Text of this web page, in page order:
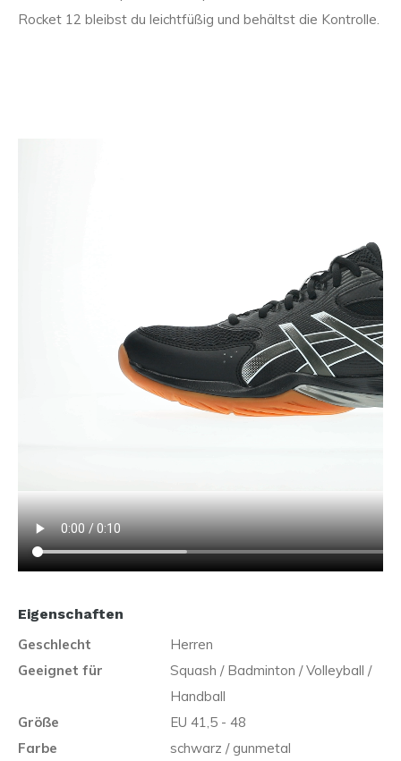
Rocket 12 bleibst du leichtfüßig und behältst die Kontrolle.
Eigenschaften
Geschlecht
Herren
Geeignet für
Squash / Badminton / Volleyball /
Handball
Größe
EU 41,5 - 48
Farbe
schwarz / gunmetal